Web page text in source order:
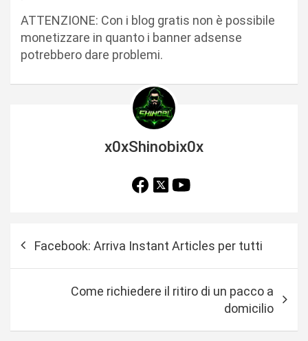
ATTENZIONE: Con i blog gratis non è possibile
monetizzare in quanto i banner adsense
potrebbero dare problemi.
x0xShinobix0x
Facebook: Arriva Instant Articles per tutti
Come richiedere il ritiro di un pacco a
domicilio